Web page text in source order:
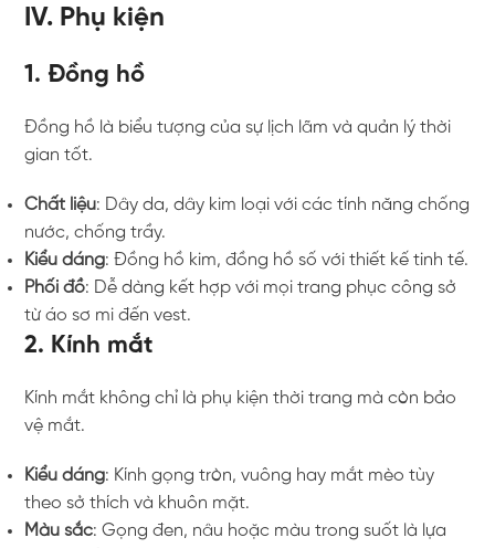
IV. Phụ kiện
1. Đồng hồ
Đồng hồ là biểu tượng của sự lịch lãm và quản lý thời
gian tốt.
Chất liệu: Dây da, dây kim loại với các tính năng chống
nước, chống trầy.
Kiểu dáng: Đồng hồ kim, đồng hồ số với thiết kế tinh tế.
Phối đồ: Dễ dàng kết hợp với mọi trang phục công sở
từ áo sơ mi đến vest.
2. Kính mắt
Kính mắt không chỉ là phụ kiện thời trang mà còn bảo
vệ mắt.
Kiểu dáng: Kính gọng tròn, vuông hay mắt mèo tùy
theo sở thích và khuôn mặt.
Màu sắc: Gọng đen, nâu hoặc màu trong suốt là lựa